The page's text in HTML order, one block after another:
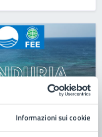
Informazioni sui cookie